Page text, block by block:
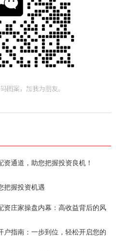
通道，助您把握投资良机！
把握投资机遇
资庄家操盘内幕：高收益背后的风
户指南：一步到位，轻松开启您的